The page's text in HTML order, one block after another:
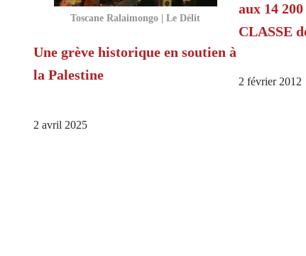
Toscane Ralaimongo | Le Délit
Une grève historique en soutien à
la Palestine
2 avril 2025
aux 14
CLASSE
2 février 2012